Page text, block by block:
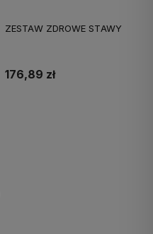
ZESTAW ZDROWE STAWY
176,89 zł